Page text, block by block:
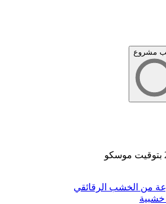
مشروع
من الخشب الرقائقي